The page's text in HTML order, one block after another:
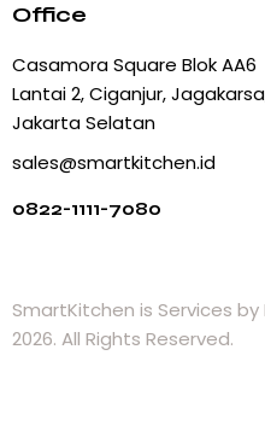
Office
Casamora Square Blok AA6
Lantai 2, Ciganjur,
Jakarta Selatan
sales@smartkitchen.id
0822-1111-7080
SmartKitchen is Services by
2026. All Rights Reserved.